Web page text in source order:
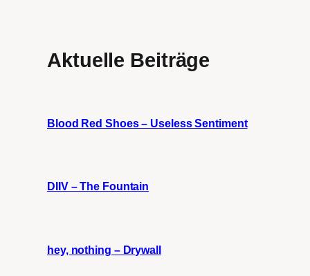
Aktuelle Beiträge
Blood Red Shoes – Useless Sentiment
DIIV – The Fountain
hey, nothing – Drywall